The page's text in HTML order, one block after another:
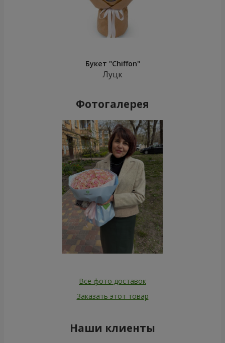
Букет "Chiffon"
Луцк
Фотогалерея
Все фото доставок
Заказать этот товар
Наши клиенты